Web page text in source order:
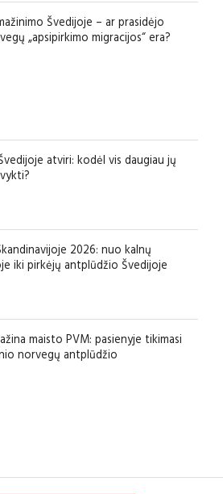
Švedijoje – ar prasidėjo
„apsipirkimo migracijos“ era?
atviri: kodėl vis daugiau jų
2026: nuo kalnų
iki pirkėjų antplūdžio Švedijoje
maisto PVM: pasienyje tikimasi
norvegų antplūdžio